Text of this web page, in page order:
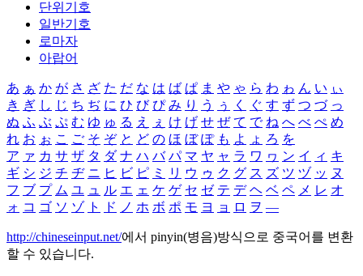
단위기호
일반기호
로마자
아랍어
あ ぁ か が さ ざ た だ な は ば ぱ ま や ゃ ら わ ゎ ん い ぃ
き ぎ し じ ち ぢ に ひ び ぴ み り う ぅ く ぐ す ず つ づ っ
ぬ ふ ぶ ぷ む ゆ ゅ る え ぇ け げ せ ぜ て で ね へ べ ぺ め
れ お ぉ こ ご そ ぞ と ど の ほ ぼ ぽ も よ ょ ろ を
ア ァ カ サ ザ タ ダ ナ ハ バ パ マ ヤ ャ ラ ワ ヮ ン イ ィ キ
ギ シ ジ チ ヂ ニ ヒ ビ ピ ミ リ ウ ゥ ク グ ス ズ ツ ヅ ッ ヌ
フ ブ プ ム ユ ュ ル エ ェ ケ ゲ セ ゼ テ デ ヘ ベ ペ メ レ オ
ォ コ ゴ ソ ゾ ト ド ノ ホ ボ ポ モ ヨ ョ ロ ヲ ―
http://chineseinput.net/에서 pinyin(병음)방식으로 중국어를 변환
할 수 있습니다.